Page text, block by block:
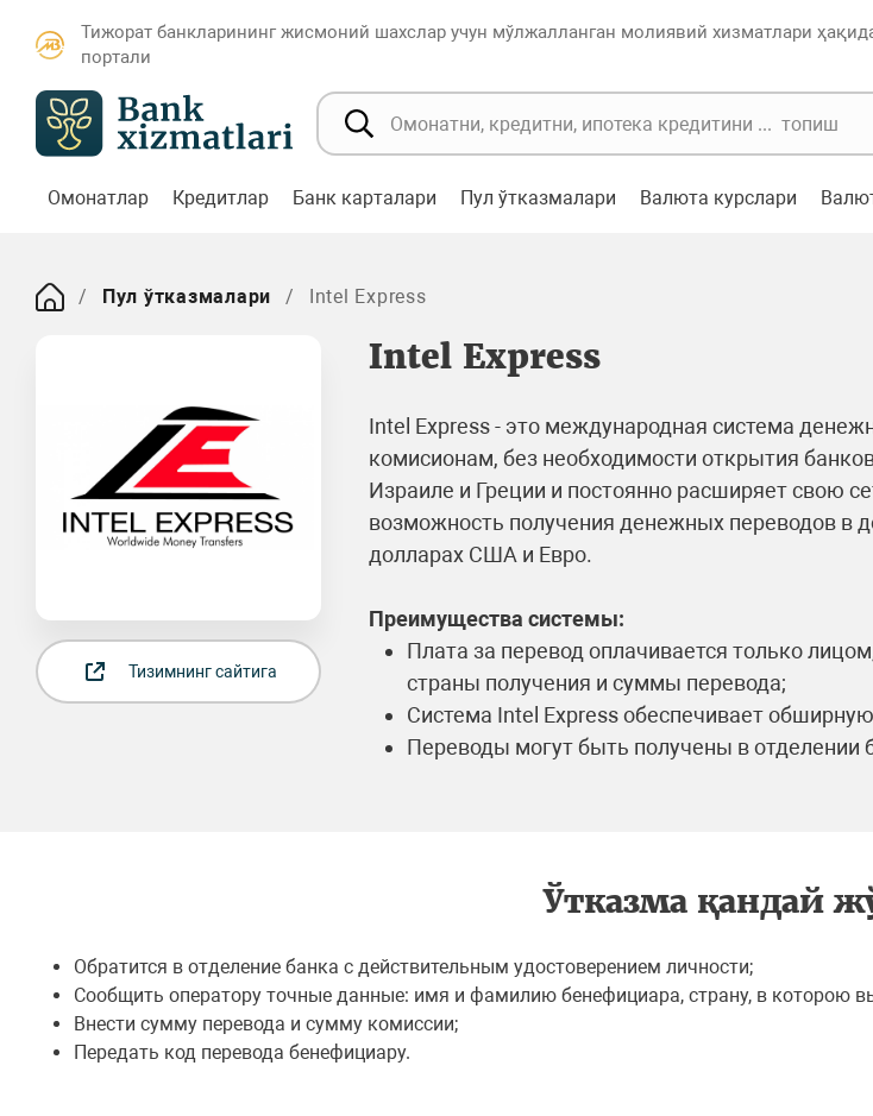
Тижорат банкларининг жисмоний шахслар учун мўлжалланган молиявий хизматлари
портали
Омонатлар Кредитлар Банк карталари Пул ўтказмалари Валюта курслари
Пул ўтказмалари Intel Express
Intel Express
Тизимнинг сайтига
Intel Express - это международная система
комисионам, без необходимости открытия
Израиле и Греции и постоянно расширяет свою
возможность получения денежных переводов в
долларах США и Евро.
Преимущества системы:
Плата за перевод оплачивается только
страны получения и суммы перевода;
Система Intel Express обеспечивает
Переводы могут быть получены в отделении
Ўтказма қандай
Обратится в отделение банка с действительным удостоверением личности;
Сообщить оператору точные данные: имя и фамилию бенефициара, страну, в которою
Внести сумму перевода и сумму комиссии;
Передать код перевода бенефициару.